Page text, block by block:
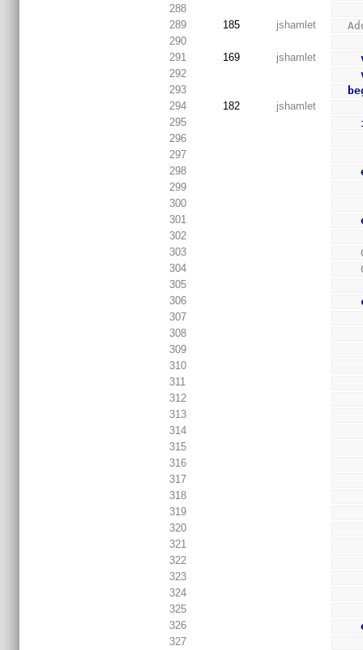
288
289
185 jshamlet
290
291
169 jshamlet
292
293
294
182
jshamlet
295
296
297
298
299
300
301
302
303
304
305
306
307
308
309
310
311
312
313
314
315
316
317
318
319
320
321
322
323
324
325
326
327